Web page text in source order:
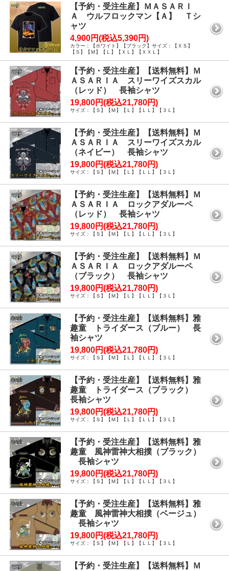
【予約・受注生産】ＭＡＳＡＲＩ
Ａ ウルフロックマン【Ａ】 Ｔシ
ャツ
4,900円(税込5,390円)
カラー：【ホワイト】【ブラック】サイズ：【ＸＳ】
【Ｓ】【Ｍ】【Ｌ】【ＸＬ】【ＸＸＬ】
【予約・受注生産】【送料無料】Ｍ
ＡＳＡＲＩＡ スリーワイズスカル
（レッド） 長袖シャツ
19,800円(税込21,780円)
サイズ：【Ｓ】【Ｍ】【Ｌ】【ＬＬ】【３Ｌ】
【予約・受注生産】【送料無料】Ｍ
ＡＳＡＲＩＡ スリーワイズスカル
（ネイビー） 長袖シャツ
19,800円(税込21,780円)
サイズ：【Ｓ】【Ｍ】【Ｌ】【ＬＬ】【３Ｌ】
【予約・受注生産】【送料無料】Ｍ
ＡＳＡＲＩＡ ロックアダルーペ
（レッド） 長袖シャツ
19,800円(税込21,780円)
サイズ：【Ｓ】【Ｍ】【Ｌ】【ＬＬ】【３Ｌ】
【予約・受注生産】【送料無料】Ｍ
ＡＳＡＲＩＡ ロックアダルーペ
（ブラック） 長袖シャツ
19,800円(税込21,780円)
サイズ：【Ｓ】【Ｍ】【Ｌ】【ＬＬ】【３Ｌ】
【予約・受注生産】【送料無料】雅
趣童 トライダース（ブルー） 長
袖シャツ
19,800円(税込21,780円)
サイズ：【Ｓ】【Ｍ】【Ｌ】【ＬＬ】【３Ｌ】
【予約・受注生産】【送料無料】雅
趣童 トライダース（ブラック）
長袖シャツ
19,800円(税込21,780円)
サイズ：【Ｓ】【Ｍ】【Ｌ】【ＬＬ】【３Ｌ】
【予約・受注生産】【送料無料】雅
趣童 風神雷神大相撲（ブラック）
長袖シャツ
19,800円(税込21,780円)
サイズ：【Ｓ】【Ｍ】【Ｌ】【ＬＬ】【３Ｌ】
【予約・受注生産】【送料無料】雅
趣童 風神雷神大相撲（ベージュ）
長袖シャツ
19,800円(税込21,780円)
サイズ：【Ｓ】【Ｍ】【Ｌ】【ＬＬ】【３Ｌ】
【予約・受注生産】【送料無料】Ｍ